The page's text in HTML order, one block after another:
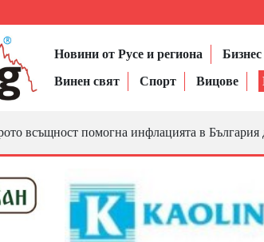
Новини от Русе и региона
Винен свят
Спорт Вицове
всъщност помогна инфлацията в България